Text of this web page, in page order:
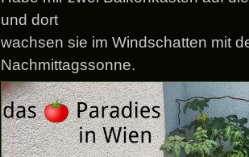
und dort
wachsen sie im Windschatten mit
Nachmittagssonne.